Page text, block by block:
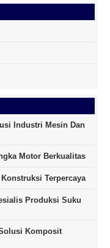
Industri Mesin Dan
Motor Berkualitas
Terpercaya
Produksi Suku
Komposit